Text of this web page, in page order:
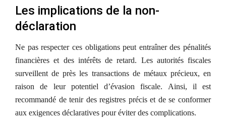
Les implications de la non-
déclaration
Ne pas respecter ces obligations peut entraîner des pénalités
financières et des intérêts de retard. Les autorités fiscales
surveillent de près les transactions de métaux précieux, en
raison de leur potentiel d’évasion fiscale. Ainsi, il est
recommandé de tenir des registres précis et de se conformer
aux exigences déclaratives pour éviter des complications.